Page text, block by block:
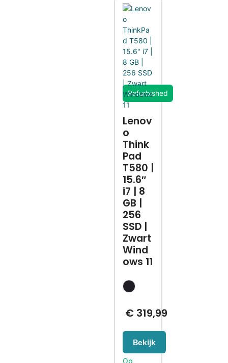
Refurbished
Lenov
o
Think
Pad
T580 |
15.6″
i7 | 8
GB |
256
SSD |
Zwart
Wind
ows 11
€319,99
Bekijk